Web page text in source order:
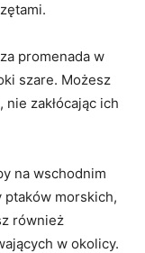
promenada w
szare. Możesz
zakłócając ich
na wschodnim
morskich,
również
w okolicy.